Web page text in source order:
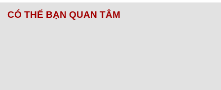
CÓ THỂ BẠN QUAN TÂM